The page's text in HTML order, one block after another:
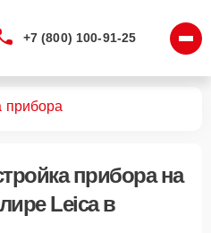
+7 (800) 100-91-25
прибора
приборана
Leica в